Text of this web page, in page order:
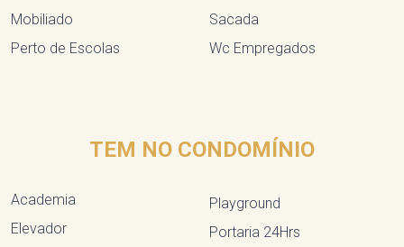
Mobiliado
Perto de Escolas
Sacada
Wc Empregados
TEM NO CONDOMÍNIO
Academia
Elevador
Playground
Portaria 24Hrs